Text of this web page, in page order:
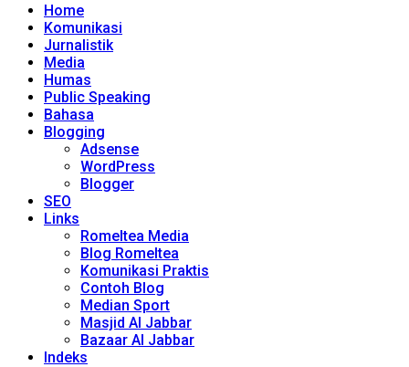
Home
Komunikasi
Jurnalistik
Media
Humas
Public Speaking
Bahasa
Blogging
Adsense
WordPress
Blogger
SEO
Links
Romeltea Media
Blog Romeltea
Komunikasi Praktis
Contoh Blog
Median Sport
Masjid Al Jabbar
Bazaar Al Jabbar
Indeks